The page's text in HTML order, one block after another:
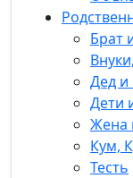
Брат
Дед и
Дети
Жена
Кум,
Тесть